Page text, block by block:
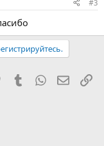
#3
PinterestTumblr WhatsApp